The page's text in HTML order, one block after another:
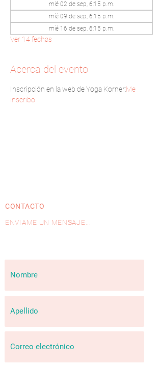
mié 02 de sep, 6:15 p.m.
mié 09 de sep, 6:15 p.m.
mié 16 de sep, 6:15 p.m.
Ver 14 fechas
Acerca del evento
Inscripción en la web de Yoga Korner:Me
inscribo
CONTACTO
ENVIAME UN MENSAJE...